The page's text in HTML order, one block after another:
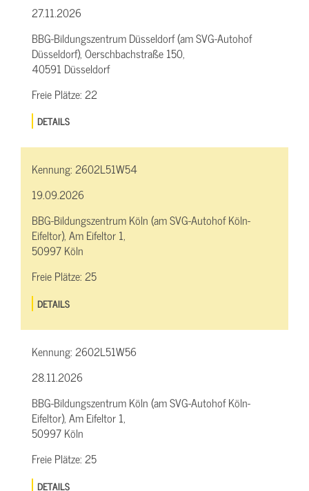
27.11.2026
BBG-Bildungszentrum Düsseldorf (am SVG-Autohof
Düsseldorf), Oerschbachstraße 150,
40591 Düsseldorf
Freie Plätze:22
DETAILS
Kennung:2602L51W54
19.09.2026
BBG-Bildungszentrum Köln (am SVG-Autohof Köln-
Eifeltor), Am Eifeltor 1,
50997 Köln
Freie Plätze:25
DETAILS
Kennung:2602L51W56
28.11.2026
BBG-Bildungszentrum Köln (am SVG-Autohof Köln-
Eifeltor), Am Eifeltor 1,
50997 Köln
Freie Plätze:25
DETAILS